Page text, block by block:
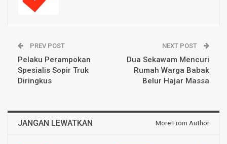
PREV POST
Pelaku Perampokan
Spesialis Sopir Truk
Diringkus
NEXT POST
Dua Sekawam Mencuri
Rumah Warga Babak
Belur Hajar Massa
JANGAN LEWATKAN More From Author